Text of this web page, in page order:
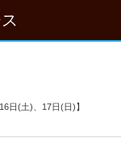
日(土)、17日(日)】